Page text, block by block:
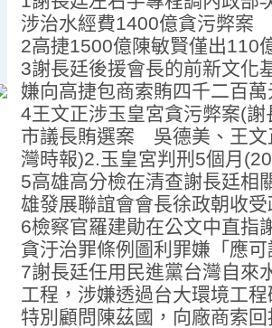
涉治水經費1400億貪污弊案
2高捷1500億陳敏賢僅出110
3謝長廷後援會長的前新文化
嫌向高捷包商索賄四千二百
4王文正涉玉皇宮貪污弊案(
市議長賄選案 吳德美、王文
灣時報)2.玉皇宮判刑5個月
5高雄高分檢在清查謝長廷相
雄發展聯誼會會長徐政朝收
6檢察官羅建勛在公文中直指
貪汙治罪條例圖利罪嫌「應
7謝長廷任用民進黨台灣自來
工程，涉嫌透過台大環境工
特別顧問陳茲國，向廠商索